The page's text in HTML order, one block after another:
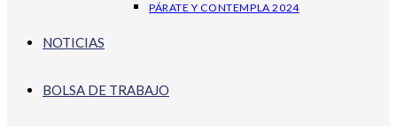
PÁRATE Y CONTEMPLA 2024
NOTICIAS
BOLSA DE TRABAJO